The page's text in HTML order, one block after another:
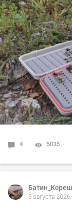
4 5035
Батин_Кореш
6 августа